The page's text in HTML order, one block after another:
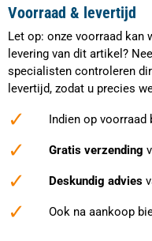
Voorraad & levertijd
Let op: onze voorraad kan
levering van dit artikel?
specialisten controleren
levertijd, zodat u precies
✓ Indien op voorraad
✓ Gratis verzending
✓ Deskundig advies
✓ Ook na aankoop